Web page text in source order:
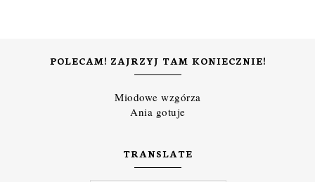
POLECAM! ZAJRZYJ TAM KONIECZNIE!
Miodowe wzgórza
Ania gotuje
TRANSLATE